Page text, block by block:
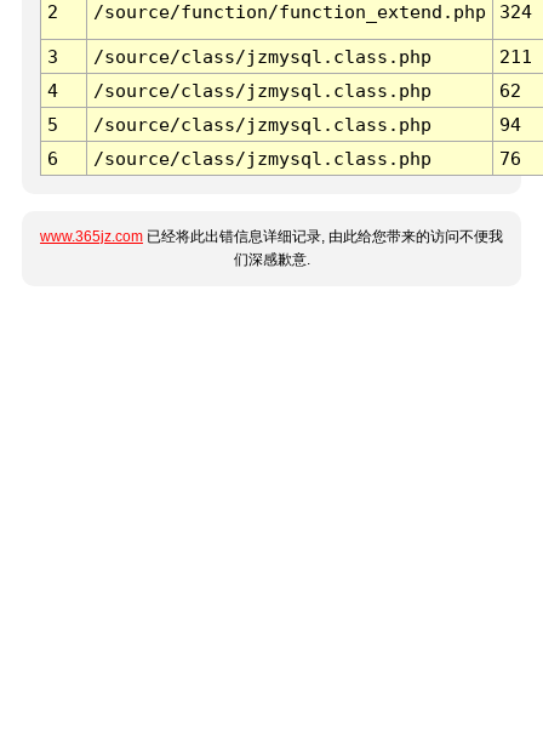
2 /source/function/function_extend.php 324
3 /source/class/jzmysql.class.php
211
4
/source/class/jzmysql.class.php
62
5
/source/class/jzmysql.class.php
94
6
/source/class/jzmysql.class.php 76
www.365jz.com 已经将此出错信息详细记录, 由此给您带来的访问不便我
们深感歉意.